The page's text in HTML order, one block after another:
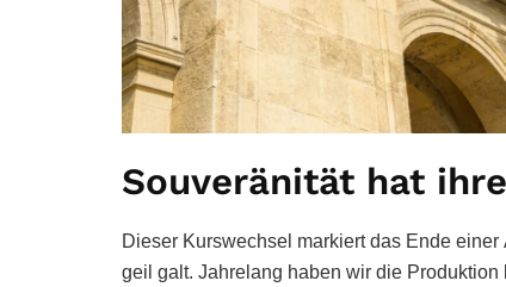
Souveränität hat
Dieser Kurswechsel markiert das Ende
geil galt. Jahrelang haben wir die